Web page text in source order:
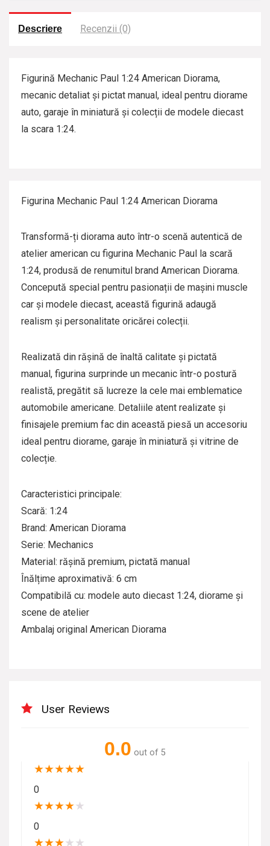
z
Descriere Recenzii (0)
Figurină Mechanic Paul 1:24 American Diorama,
mecanic detaliat și pictat manual, ideal pentru diorame
auto, garaje în miniatură și colecții de modele diecast
la scara 1:24.
Figurina Mechanic Paul 1:24 American Diorama
Transformă-ți diorama auto într-o scenă autentică de
atelier american cu figurina Mechanic Paul la scară
1:24, produsă de renumitul brand American Diorama.
Concepută special pentru pasionații de mașini muscle
car și modele diecast, această figurină adaugă
realism și personalitate oricărei colecții.
Realizată din rășină de înaltă calitate și pictată
manual, figurina surprinde un mecanic într-o postură
realistă, pregătit să lucreze la cele mai emblematice
automobile americane. Detaliile atent realizate și
finisajele premium fac din această piesă un accesoriu
ideal pentru diorame, garaje în miniatură și vitrine de
colecție.
Caracteristici principale:
Scară: 1:24
Brand: American Diorama
Serie: Mechanics
Material: rășină premium, pictată manual
Înălțime aproximativă: 6 cm
Compatibilă cu: modele auto diecast 1:24, diorame și
scene de atelier
Ambalaj original American Diorama
User Reviews
0.0 out of 5
★★★★★
0
★★★★★
0
★★★★ ★